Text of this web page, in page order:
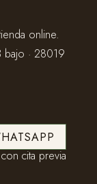
online.
bajo · 28019
cita previa